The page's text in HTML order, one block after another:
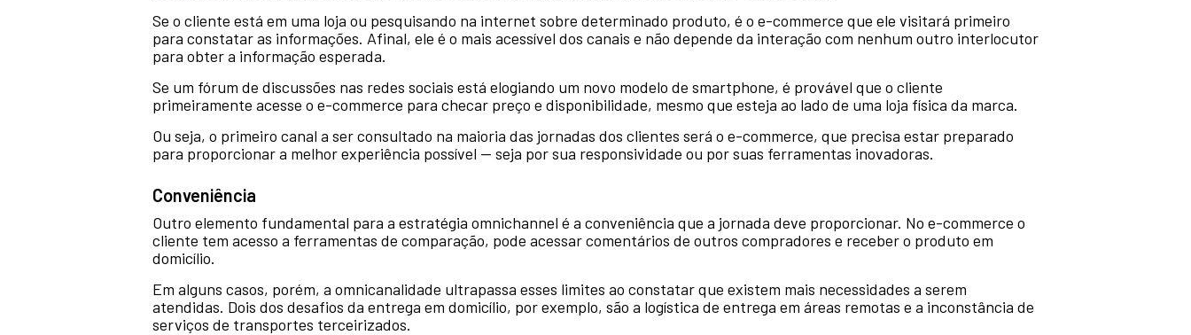
Se o cliente está em uma loja ou pesquisando na internet sobre determinado produto, é o e-commerce que ele visitará primeiro
para constatar as informações. Afinal, ele é o mais acessível dos canais e não depende da interação com nenhum outro interlocutor
para obter a informação esperada.
Se um fórum de discussões nas redes sociais está elogiando um novo modelo de smartphone, é provável que o cliente
primeiramente acesse o e-commerce para checar preço e disponibilidade, mesmo que esteja ao lado de uma loja física da marca.
Ou seja, o primeiro canal a ser consultado na maioria das jornadas dos clientes será o e-commerce, que precisa estar preparado
para proporcionar a melhor experiência possível — seja por sua responsividade ou por suas ferramentas inovadoras.
Conveniência
Outro elemento fundamental para a estratégia omnichannel é a conveniência que a jornada deve proporcionar. No e-commerce o
cliente tem acesso a ferramentas de comparação, pode acessar comentários de outros compradores e receber o produto em
domicílio.
Em alguns casos, porém, a omnicanalidade ultrapassa esses limites ao constatar que existem mais necessidades a serem
atendidas. Dois dos desafios da entrega em domicílio, por exemplo, são a logística de entrega em áreas remotas e a inconstância de
serviços de transportes terceirizados.